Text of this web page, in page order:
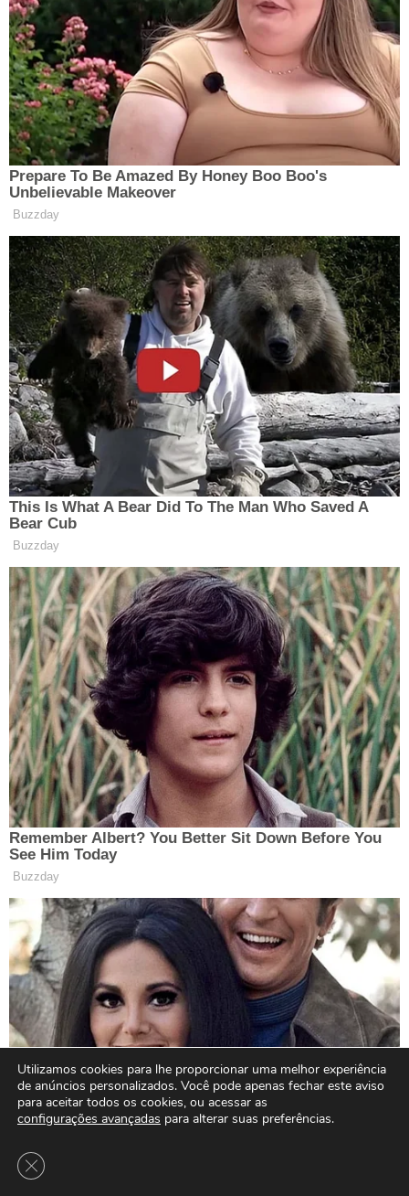
Utilizamos cookies para lhe proporcionar uma melhor experiência
de anúncios personalizados. Você pode apenas fechar este aviso
para aceitar todos os cookies, ou acessar as
configurações avançadas para alterar suas preferências.
Close GDPR Cookie Banner